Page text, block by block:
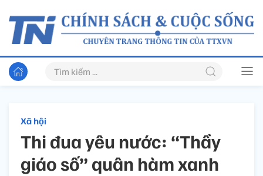
Xã hội
Thi đua yêu nước: “Thầy
giáo số” quân hàm xanh